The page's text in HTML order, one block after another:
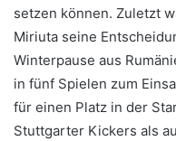
setzen können. Zuletzt
Miriuta seine
Winterpause aus
in fünf Spielen zum
für einen Platz in der
Stuttgarter Kickers als